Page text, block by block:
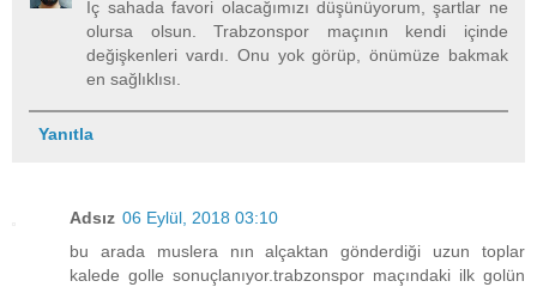
İç sahada favori olacağımızı düşünüyorum, şartlar ne
olursa olsun. Trabzonspor maçının kendi içinde
değişkenleri vardı. Onu yok görüp, önümüze bakmak
en sağlıklısı.
Yanıtla
Adsız 06 Eylül, 2018 03:10
bu arada muslera nın alçaktan gönderdiği uzun toplar
kalede golle sonuçlanıyor.trabzonspor maçındaki ilk golün